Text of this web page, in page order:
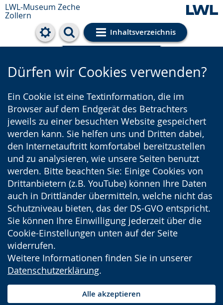
LWL-Museum Zeche
Zollern
Inhaltsverzeichnis
Cookie-Einstellungen
Dürfen wir Cookies verwenden?
Ein Cookie ist eine Textinformation, die im
Browser auf dem Endgerät des Betrachters
jeweils zu einer besuchten Website gespeichert
werden kann. Sie helfen uns und Dritten dabei,
den Internetauftritt komfortabel bereitzustellen
und zu analysieren, wie unsere Seiten benutzt
werden. Bitte beachten Sie: Einige Cookies von
Drittanbietern (z.B. YouTube) können Ihre Daten
auch in Drittländer übermitteln, welche nicht das
Schutzniveau bieten, das der DS-GVO entspricht.
Sie können Ihre Einwilligung jederzeit über die
Cookie-Einstellungen unten auf der Seite
widerrufen.
Weitere Informationen finden Sie in unserer
Datenschutzerklärung.
Alle akzeptieren